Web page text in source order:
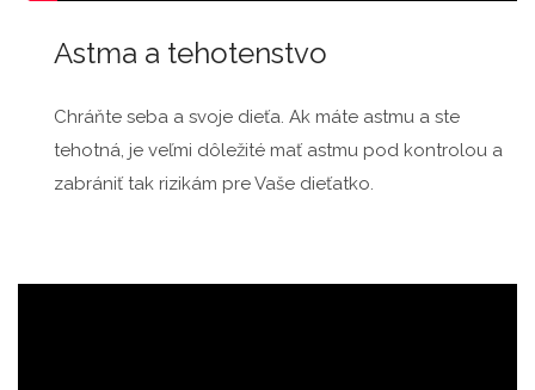
Astma a tehotenstvo
Chráňte seba a svoje dieťa. Ak máte astmu a ste
tehotná, je veľmi dôležité mať astmu pod kontrolou a
zabrániť tak rizikám pre Vaše dieťatko.